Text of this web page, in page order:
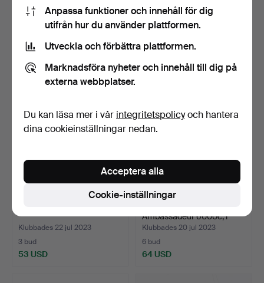
FLUGFISKERULLE, Camo,
Danmark, 1960/70-tal.
Klubbades 30 jul 2023
1 bud
FLUGFISKERULLE, J W
Young & Sons Ltd, Redd…
Klubbades 30 jul 2023
1 bud
Klubbades 22 jul 2023
3 bud
53 USD
Ambassadeur 6000c, i
miniväska.
Klubbades 20 jul 2023
6 bud
64 USD
Anpassa funktioner och innehåll för dig
utifrån hur du använder plattformen.
Utveckla och förbättra plattformen.
Marknadsföra nyheter och innehåll till dig på
externa webbplatser.
Du kan läsa mer i vår integritetspolicyoch hantera
dina cookieinställningar nedan.
Cookie-inställningar
Acceptera alla